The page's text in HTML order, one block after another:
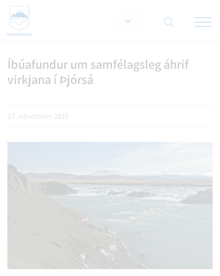
Íbúafundur um samfélagsleg áhrif
virkjana í Þjórsá
27. nóvember 2015
Leita á vef